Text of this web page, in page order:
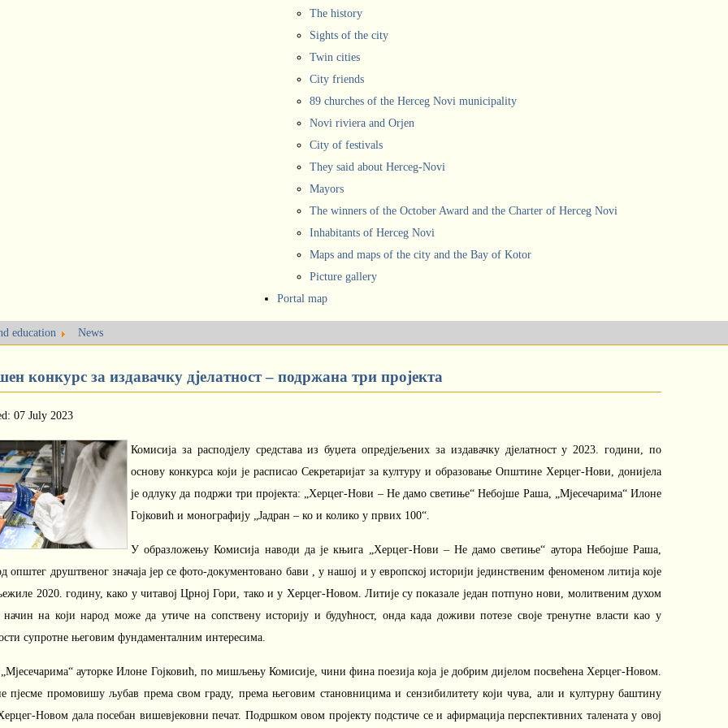
The history
Sights of the city
Twin cities
City friends
89 churches of the Herceg Novi municipality
Novi riviera and Orjen
City of festivals
They said about Herceg-Novi
Mayors
The winners of the October Award and the Charter of Herceg Novi
Inhabitants of Herceg Novi
Maps and maps of the city and the Bay of Kotor
Picture gallery
Portal map
education News
конкурс за издавачку дјелатност – подржана три пројекта
07 July 2023
Комисија за расподјелу средстава из буџета опредјељених за издавачку дјелатност у 2023. години, по
основу конкурса који је расписао Секретаријат за културу и образовање Општине Херцег-Нови, донијела
је одлуку да подржи три пројекта: „Херцег-Нови – Не дамо светиње“ Небојше Раша, „Мјесечарима“ Илоне
Гојковић и монографију „Јадран – ко и колико у првих 100“.
У образложењу Комисија наводи да је књига „Херцег-Нови – Не дамо светиње“ аутора Небојше Раша,
општег друштвеног значаја јер се фото-документовано бави , у нашој и у европској историји јединственим феноменом литија које
2020. годину, како у читавој Црној Гори, тако и у Херцег-Новом. Литије су показале један потпуно нови, молитвеним духом
на који народ може да утиче на сопствену историју и будућност, онда када доживи потезе своје тренутне власти као у
супротне његовим фундаменталним интересима.
ауторке Илоне Гојковић, по мишљењу Комисије, чини фина поезија која је добрим дијелом посвећена Херцег-Новом.
пјесме промовишу љубав према свом граду, према његовим становницима и сензибилитету који чува, али и културну баштину
Херцег-Новом дала посебан вишевјековни печат. Подршком овом пројекту подстиче се и афирмација перспективних талената у овој